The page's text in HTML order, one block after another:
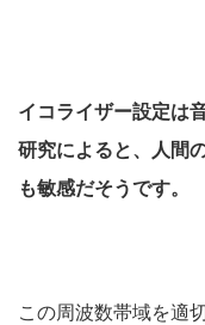
イコライザー設定は
研究によると、人間
も敏感だそうです。
この周波数帯域を適